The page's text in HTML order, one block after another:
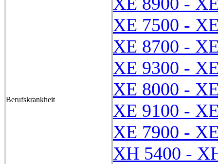
Berufskrankheit
XE 7500 -
XE 8700 -
XE 9300 -
XE 8000 -
XE 9100 -
XE 7900 -
XH 5400 -